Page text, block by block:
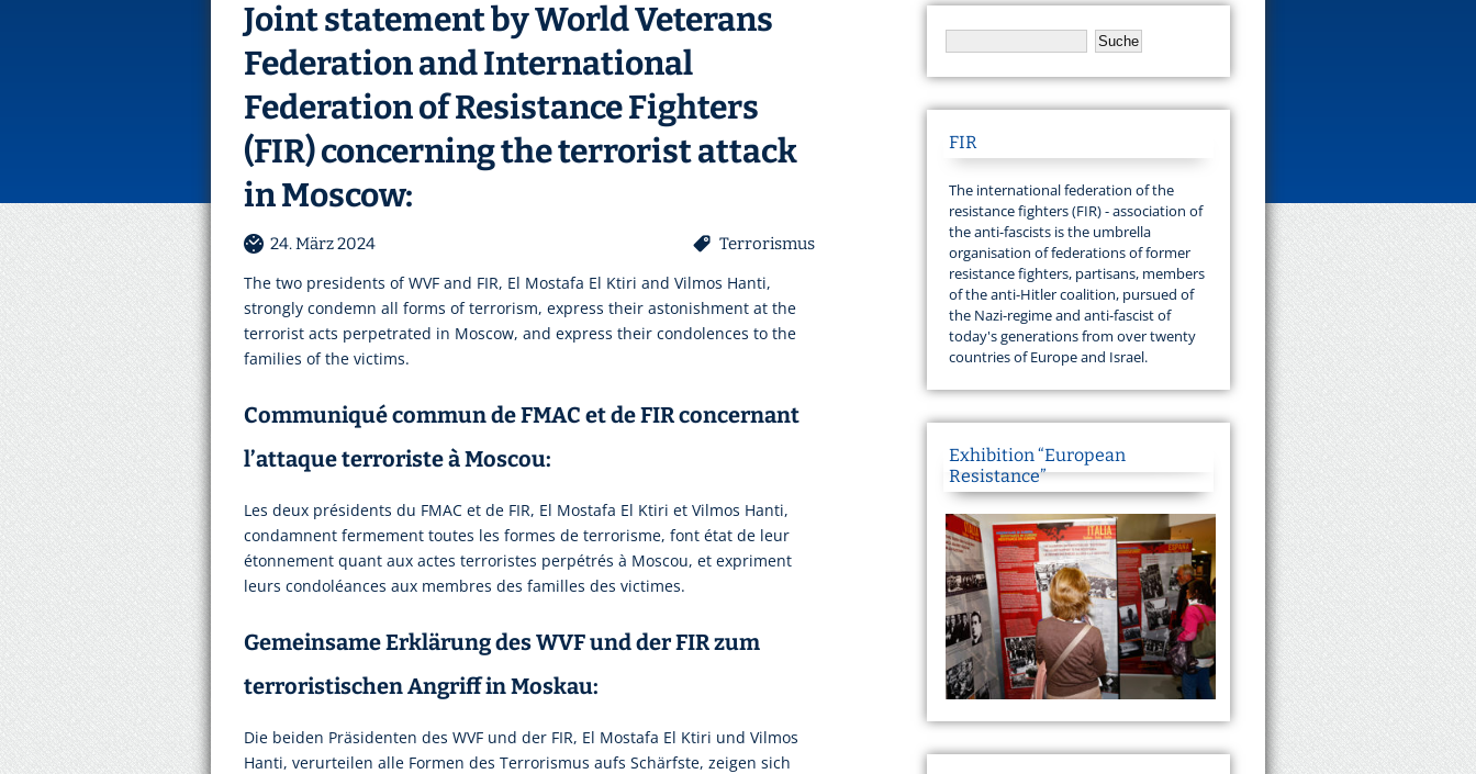
Joint statement by World Veterans
Federation and International
Federation of Resistance Fighters
(FIR) concerning the terrorist attack
in Moscow:
24. März 2024 Terrorismus
The two presidents of WVF and FIR, El Mostafa El Ktiri and Vilmos Hanti,
strongly condemn all forms of terrorism, express their astonishment at the
terrorist acts perpetrated in Moscow, and express their condolences to the
families of the victims.
Communiqué commun de FMAC et de FIR concernant
l’attaque terroriste à Moscou:
Les deux présidents du FMAC et de FIR, El Mostafa El Ktiri et Vilmos Hanti,
condamnent fermement toutes les formes de terrorisme, font état de leur
étonnement quant aux actes terroristes perpétrés à Moscou, et expriment
leurs condoléances aux membres des familles des victimes.
Gemeinsame Erklärung des WVF und der FIR zum
terroristischen Angriff in Moskau:
Die beiden Präsidenten des WVF und der FIR, El Mostafa El Ktiri und Vilmos
Hanti, verurteilen alle Formen des Terrorismus aufs Schärfste, zeigen sich
FIR
The international federation of the
resistance fighters (FIR) - association of
the anti-fascists is the umbrella
organisation of federations of former
resistance fighters, partisans, members
of the anti-Hitler coalition, pursued of
the Nazi-regime and anti-fascist of
today's generations from over twenty
countries of Europe and Israel.
Exhibition “European
Resistance”